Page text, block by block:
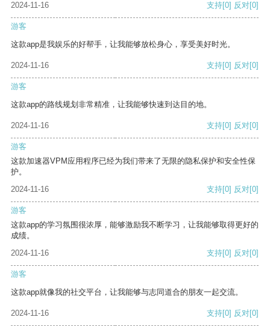
2024-11-16
支持[0] 反对[0]
游客
这款app是我娱乐的好帮手，让我能够放松身心，享受美好时光。
2024-11-16 支持[0] 反对[0]
游客
这款app的路线规划非常精准，让我能够快速到达目的地。
2024-11-16 支持[0] 反对[0]
游客
这款加速器VPM应用程序已经为我们带来了无限的隐私保护和安全性保
护。
2024-11-16
支持[0] 反对[0]
游客
这款app的学习氛围很浓厚，能够激励我不断学习，让我能够取得更好的
成绩。
2024-11-16
支持[0] 反对[0]
游客
这款app就像我的社交平台，让我能够与志同道合的朋友一起交流。
2024-11-16 支持[0] 反对[0]